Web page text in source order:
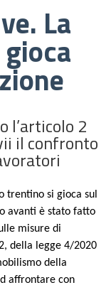
La
l’articolo 2
il confronto
trentino si gioca sul
avanti è stato fatto
misure di
della legge 4/2020
della
affrontare con